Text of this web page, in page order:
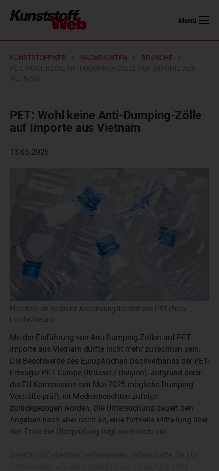
Menü
KUNSTSTOFFWEB NACHRICHTEN
BRANCHE
PET: Wohl keine Anti-Dumping-Zölle
auf Importe aus Vietnam
13.05.2026
Flaschen: ein zentraler Anwendungsbereich von PET (Foto:
Fotolia/itestro)
Mit der Einführung von Anti-Dumping-Zöllen auf PET-
Importe aus Vietnam dürfte nicht mehr zu rechnen sein.
Die Beschwerde des Europäischen Dachverbands der PET-
Erzeuger PET Europe (Brüssel / Belgien), aufgrund derer
die EU-Kommission seit Mai 2025 mögliche Dumping-
Verstöße prüft, ist Medienberichten zufolge
zurückgezogen worden. Die Untersuchung dauert den
Angaben nach aber noch an, eine formelle Mitteilung über
das Ende der Überprüfung liegt noch nicht vor.